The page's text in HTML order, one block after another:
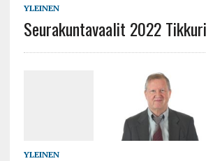
YLEINEN
Seurakuntavaalit 2022
YLEINEN